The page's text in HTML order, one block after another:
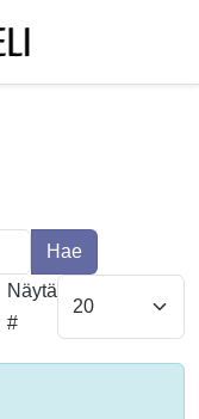
Hae
Näytä
#